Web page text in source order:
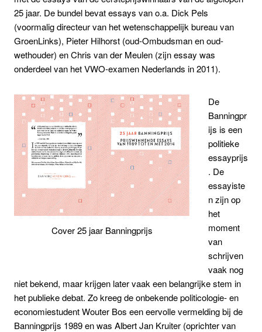
25 jaar. De bundel bevat essays van o.a. Dick Pels
(voormalig directeur van het wetenschappelijk bureau van
GroenLinks), Pieter Hilhorst (oud-Ombudsman en oud-
wethouder) en Chris van der Meulen (zijn essay was
onderdeel van het VWO-examen Nederlands in 2011).
Cover 25 jaar Banningprijs
De
Banningpr
ijs is een
politieke
essayprijs
. De
essayiste
n zijn op
het
moment
van
schrijven
vaak nog
niet bekend, maar krijgen later vaak een belangrijke stem in
het publieke debat. Zo kreeg de onbekende politicologie- en
economiestudent Wouter Bos een eervolle vermelding bij de
Banningprijs 1989 en was Albert Jan Kruiter (oprichter van